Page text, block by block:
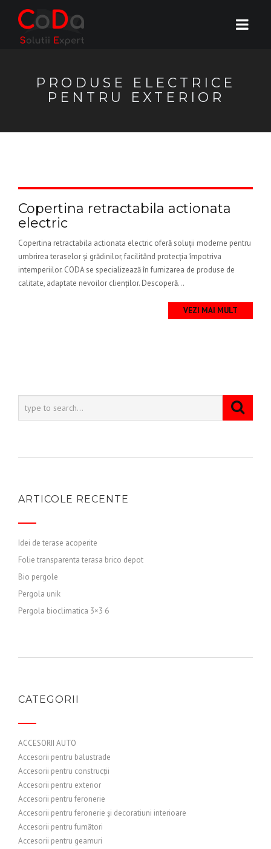
PRODUSE ELECTRICE
PENTRU EXTERIOR
Copertina retractabila actionata
electric
Copertina retractabila actionata electric oferă soluții moderne pentru
umbrirea teraselor și grădinilor, facilitând protecția împotriva
intemperiilor. CODA se specializează în furnizarea de produse de
calitate, adaptate nevoilor clienților. Descoperă...
VEZI MAI MULT
ARTICOLE RECENTE
Idei de terase acoperite
Folie transparenta terasa brico depot
Bio pergole
Pergola unik
Pergola bioclimatica 3×3 6
CATEGORII
ACCESORII AUTO
Accesorii pentru balustrade
Accesorii pentru construcții
Accesorii pentru exterior
Accesorii pentru feronerie
Accesorii pentru feronerie și decoratiuni interioare
Accesorii pentru fumători
Accesorii pentru geamuri